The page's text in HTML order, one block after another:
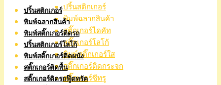
ปริ้นสติกเกอร์
พิมพ์ฉลากสินค้า
สติ๊กเกอร์ไดคัท
สติ๊กเกอร์โลโก้
พิมพ์สติ๊กเกอร์ใส
สติ๊กเกอร์ติดกระจก
สติ๊กเกอร์ซีทรู
ปริ้นสติกเกอร์
พิมพ์ฉลากสินค้า
พิมพ์สติ๊กเกอร์ติดรถ
ปริ้นสติกเกอร์โลโก้
พิมพ์สติ๊กเกอร์ติดผนัง
สติ๊กเกอร์ติดพื้น
สติ๊กเกอร์ติดรถฟู๊ดทรัค